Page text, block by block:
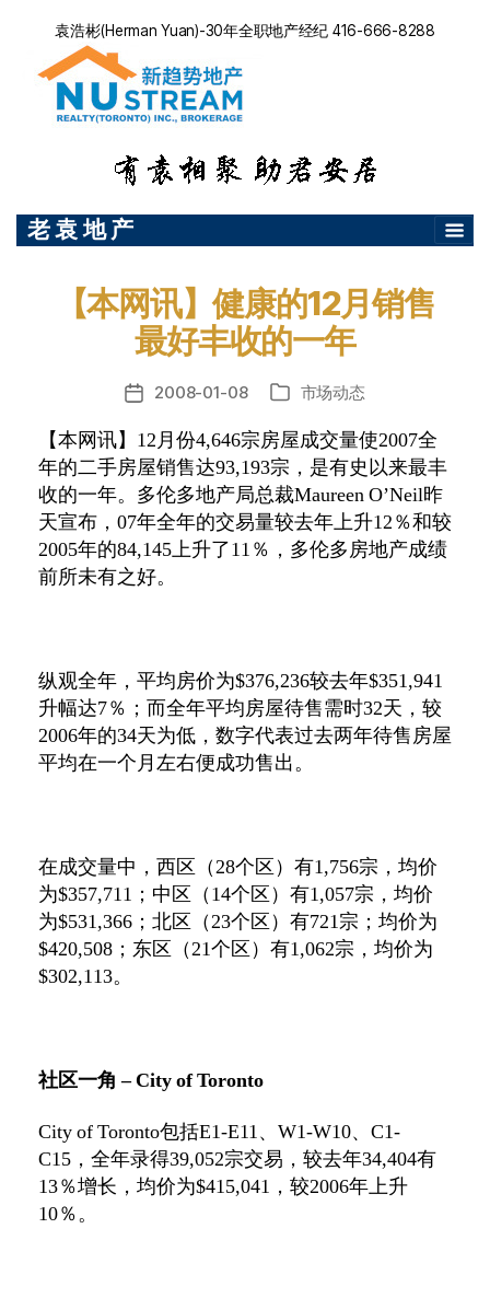
袁浩彬(Herman Yuan)-30年全职地产经纪 416-666-8288
老 袁 地 产
【本网讯】健康的12月销售
最好丰收的一年
发
日
期
2008-01-08
分 市场动态
【本网讯】 12月份4,646宗房屋成交量使2007全
年的二手房屋销售达93,193宗，是有史以来最丰
收的一年。多伦多地产局总裁Maureen O’Neil昨
天宣布， 07年全年的交易量较去年上升12％和较
2005年的84,145上升了11％，多伦多房地产成绩
前所未有之好。
纵观全年，平均房价为$376,236较去年$351,941
升幅达7％；而全年平均房屋待售需时32天，较
2006年的34天为低，数字代表过去两年待售房屋
平均在一个月左右便成功售出。
在成交量中，西区（28个区）有1,756宗，均价
为$357,711 ；中区（14个区）有1,057宗，均价
为$531,366 ；北区（23个区）有721宗；均价为
$420,508 ；东区（21个区）有1,062宗，均价为
$302,113。
社区一角 – City of Toronto
City of Toronto包括E1-E11、 W1-W10、 C1-
C15 ，全年录得39,052宗交易，较去年34,404有
13％增长，均价为$415,041 ，较2006年上升
10％。